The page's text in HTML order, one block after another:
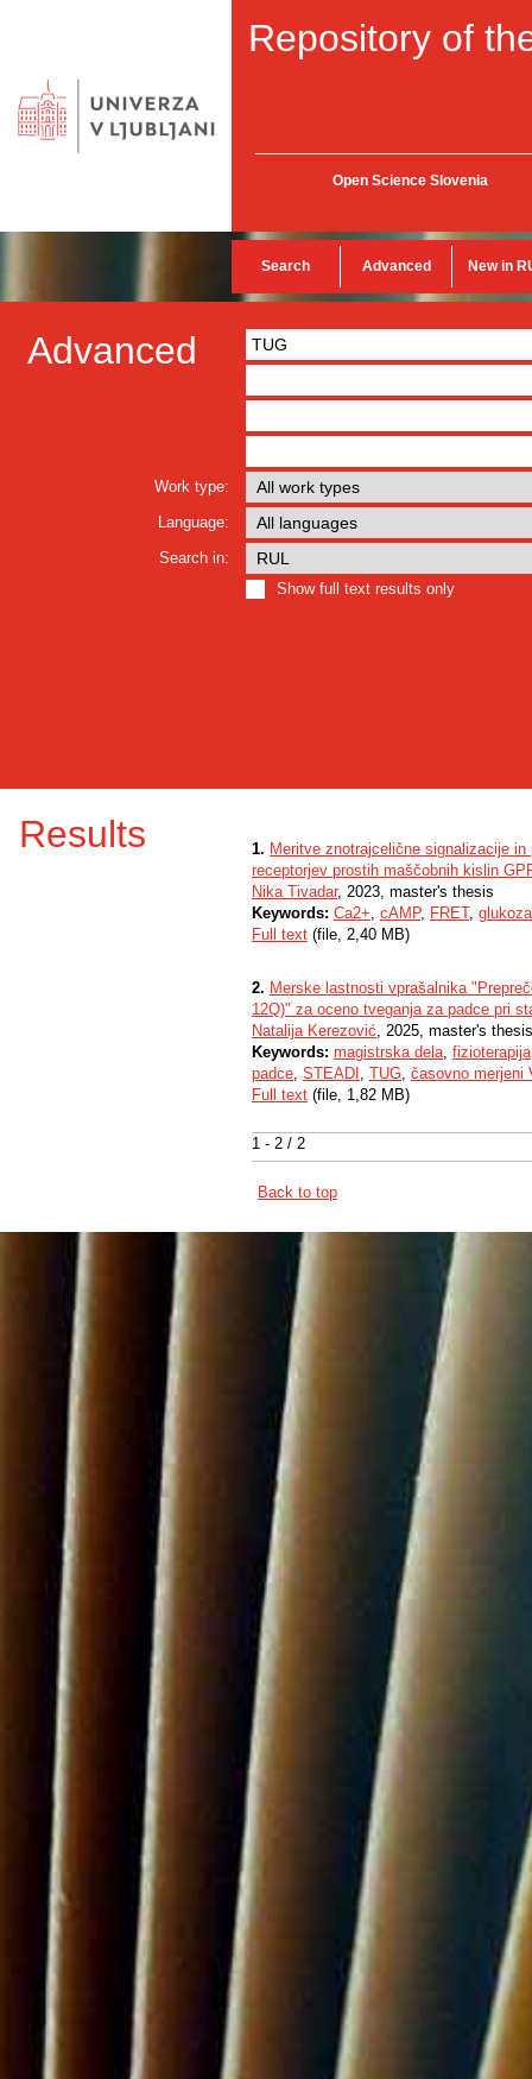
Repository of
Open Science Slovenia
Search Advanced New in
Advanced
Work type:
Language:
Search in:
Show full text results only
Results
1 - 2 / 2
1. Meritve znotrajcelične signalizacije
receptorjev prostih maščobnih kislin
Nika Tivadar, 2023, master's thesis
Keywords: Ca2+, cAMP, FRET, glukoza
Full text (file, 2,40 MB)
2. Merske lastnosti vprašalnika
12Q)" za oceno tveganja za padce pri
Natalija Kerezović, 2025, master's thesis
Keywords: magistrska dela, fizioterapija
padce, STEADI , TUG, časovno merjeni
Full text (file, 1,82 MB)
Back to top